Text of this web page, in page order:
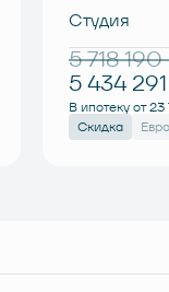
Студия
5 718 190
5 434 291
В ипотеку от
Скидка